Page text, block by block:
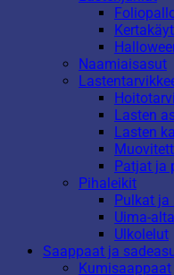
Naamiaisasut
Lasten
Lasten
Patjat ja
Pihaleikit
Pulkat ja
Uima-
Ulkolelut
Saappaat ja
Kumisaappaat